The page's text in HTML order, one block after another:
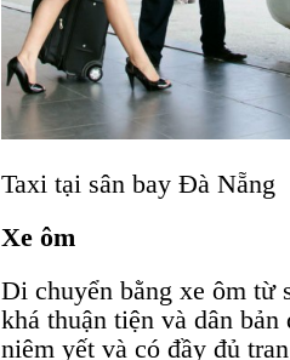
Taxi tại sân bay Đà Nẵng
Xe ôm
Di chuyển bằng xe ôm từ
khá thuận tiện và dân
niêm yết và có đầy đủ